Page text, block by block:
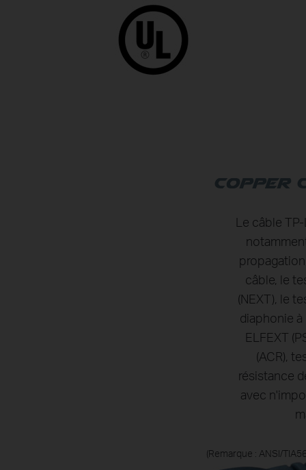
Le câble
câble, le
(NEXT), le
diaphonie à
ELFEXT
(ACR),
résistance
avec
(Remarque : ANSI/